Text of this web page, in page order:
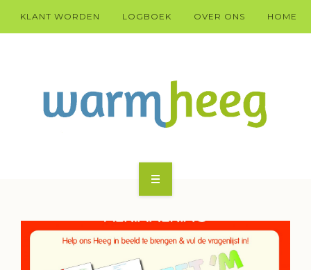
KLANT WORDEN LOGBOEK OVER ONS HOME
KLANT WARM HEEG WORDEN?
HÚS